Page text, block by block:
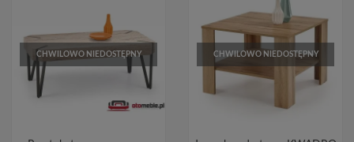
CHWILOWO NIEDOSTĘPNY CHWILOWO NIEDOSTĘPNY